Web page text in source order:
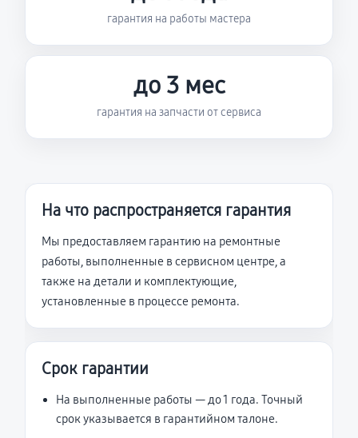
гарантия на работы мастера
до 3 мес
гарантия на запчасти от сервиса
На что распространяется гарантия
Мы предоставляем гарантию на ремонтные
работы, выполненные в сервисном центре, а
также на детали и комплектующие,
установленные в процессе ремонта.
Срок гарантии
На выполненные работы — до 1 года. Точный
срок указывается в гарантийном талоне.